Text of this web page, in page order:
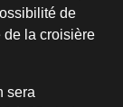
de
de la croisière
sera